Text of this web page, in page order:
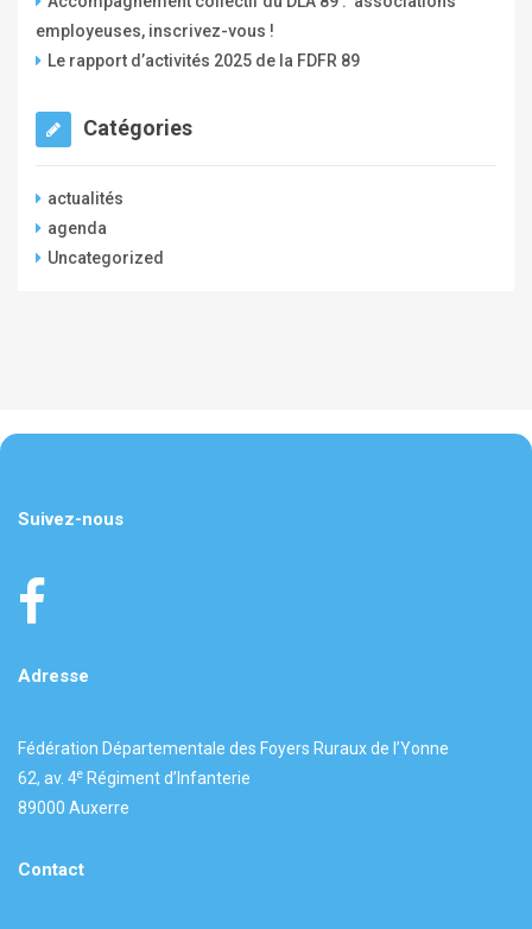
employeuses, inscrivez-vous !
Le rapport d’activités 2025 de la FDFR 89
Catégories
actualités
agenda
Uncategorized
Suivez-nous
Adresse
Fédération Départementale des Foyers Ruraux de l’Yonne
62, av. 4e Régiment d’Infanterie
89000 Auxerre
Contact